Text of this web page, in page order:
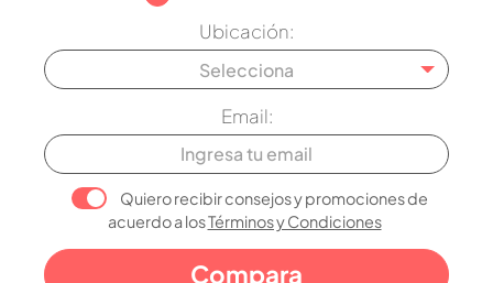
Ubicación:
Selecciona
Email:
Quiero recibir consejos y promociones de
acuerdo a losTérminos y Condiciones